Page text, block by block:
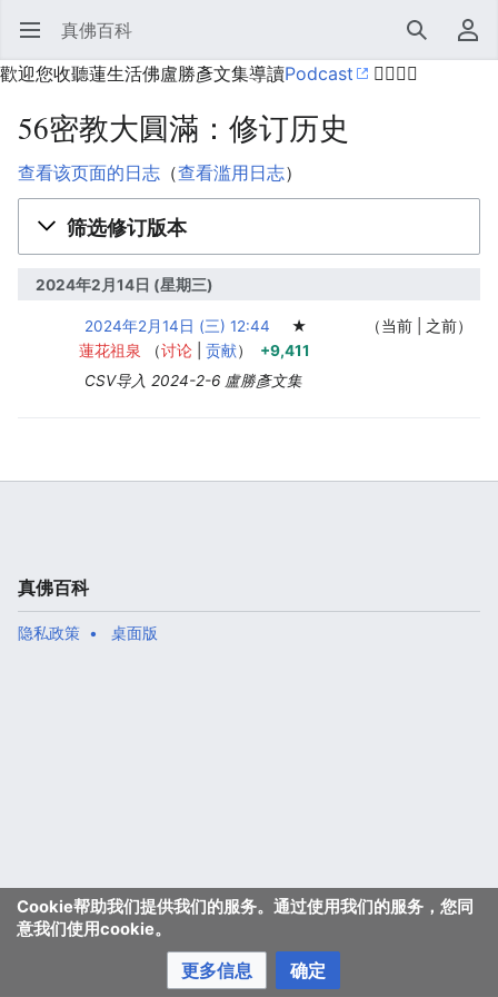
打开主菜单 真佛百科 搜索
用户菜单
歡迎您收聽蓮生活佛盧勝彥文集導讀Podcast 🙋‍♂️🙋‍♀️
56密教大圓滿：修订历史
查看该页面的日志 （查看滥用日志）
筛选修订版本
2024年2月14日 (星期三)
当前 之前
2024年2月14日 (三) 12:44
蓮花祖泉
讨论 贡献
+9,411
CSV导入 2024-2-6 盧勝彥文集
★
Cookie帮助我们提供我们的服务。通过使用我们的服务，您同
意我们使用cookie。
更多信息 确定
真佛百科
隐私政策 桌面版